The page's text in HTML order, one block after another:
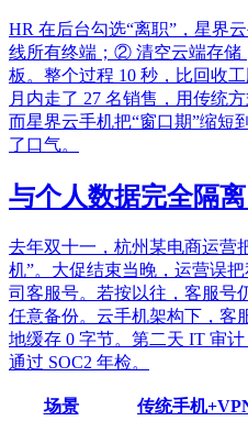
HR 在后台勾选“离职”，星界
线所有终端；② 清空云端存
板。整个过程 10 秒，比回收
月内走了 27 名销售，用传统
而星界云手机把“窗口期”缩短
了口气。
与个人数据完全隔
去年双十一，杭州某电商运营
机”。大促结束当晚，运营误
司客服号。若按以往，客服号
任意备份。云手机架构下，客
地缓存 0 字节。第二天 IT 审
通过 SOC2 年检。
场景 传统手机